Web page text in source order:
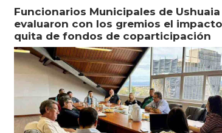
Funcionarios Municipales de Ushuaia
evaluaron con los gremios el
quita de fondos de coparticipación